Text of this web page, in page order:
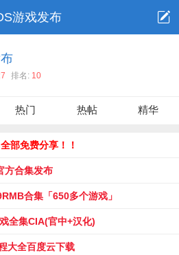
游戏发布
排名: 10
热门 热帖 精华
部免费分享！！
方合集发布
合集「650多个游戏」
全集CIA(官中+汉化)
大全百度云下载